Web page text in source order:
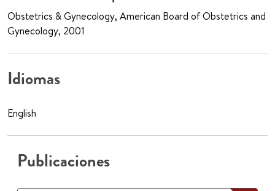
Obstetrics & Gynecology, American Board of Obstetrics and
Gynecology, 2001
Idiomas
English
Publicaciones